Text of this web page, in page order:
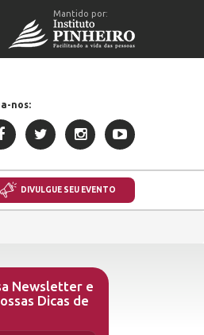
Mantido por:
nos:
DIVULGUE SEU EVENTO
Newsletter e
Dicas de